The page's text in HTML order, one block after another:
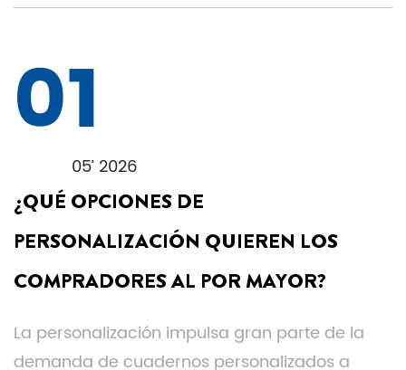
0105’ 2026
¿QUÉ OPCIONES DE
PERSONALIZACIÓN QUIEREN LOS
COMPRADORES AL POR MAYOR?
La personalización impulsa gran parte de la
demanda de cuadernos personalizados a